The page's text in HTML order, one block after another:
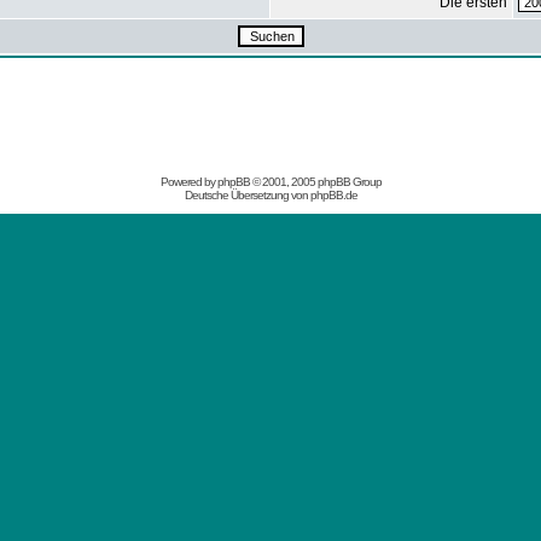
Powered byphpBB© 2001, 2005 phpBB Group
Deutsche Übersetzung vonphpBB.de